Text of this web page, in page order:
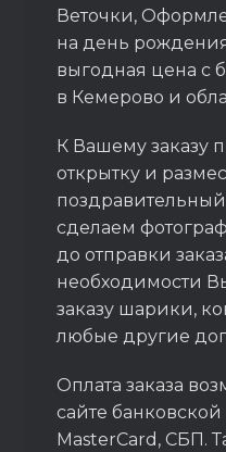
Веточки,
на день
выгодная цена с
в Кемерово и
К Вашему заказу
открытку и
поздравительный
сделаем
до отправки
необходимости
заказу шарики,
любые другие
Оплата заказа
сайте
MasterCard, СБП.